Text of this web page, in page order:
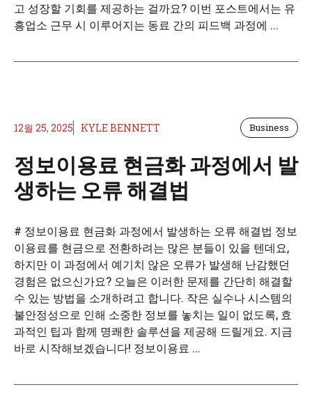
고 성장할 기회를 제공하는 걸까요? 이번 포스트에서는 유
흥업소 근무 시 이루어지는 동료 간의 피드백 과정에 ...
12월 25, 2025 KYLE BENNETT Business
정보이용료 현금화 과정에서 발
생하는 오류 해결법
# 정보이용료 현금화 과정에서 발생하는 오류 해결법 정보
이용료를 현금으로 전환하려는 많은 분들이 있을 텐데요,
하지만 이 과정에서 예기치 않은 오류가 발생해 난감했던
경험은 없으신가요? 오늘은 이러한 문제를 간단히 해결할
수 있는 방법을 소개하려고 합니다. 작은 실수나 시스템의
불안정성으로 인해 소중한 정보를 놓치는 일이 없도록, 효
과적인 팁과 함께 명쾌한 솔루션을 제공해 드릴게요. 지금
바로 시작해보겠습니다! 정보이용료 ...